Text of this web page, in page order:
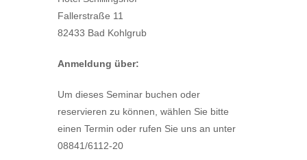
Fallerstraße 11
82433 Bad Kohlgrub
Anmeldung über:
Um dieses Seminar buchen oder
reservieren zu können, wählen Sie bitte
einen Termin oder rufen Sie uns an unter
08841/6112-20